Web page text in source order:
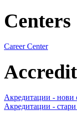
Centers
Career Center
Акредитации - нови
Акредитации -